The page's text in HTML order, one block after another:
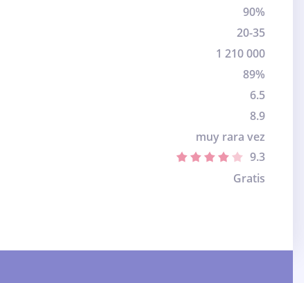
90%
20-35
1 210 000
89%
6.5
8.9
muy rara vez
9.3
Gratis